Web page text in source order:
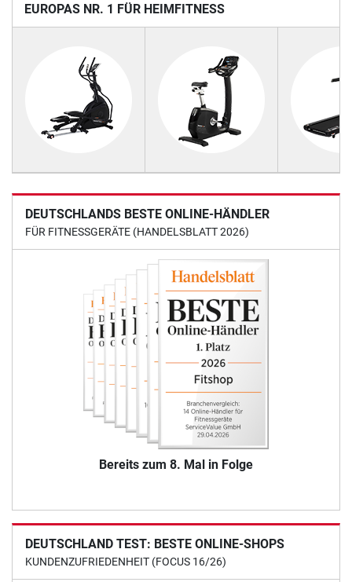
UROPAS NR. 1 FÜR HEIMFITNESS
DEUTSCHLANDS BESTE ONLINE-HÄNDLER
FÜR FITNESSGERÄTE (HANDELSBLATT 2026)
Bereits zum 8. Mal in Folge
DEUTSCHLAND TEST: BESTE ONLINE-SHOPS
KUNDENZUFRIEDENHEIT (FOCUS 16/26)